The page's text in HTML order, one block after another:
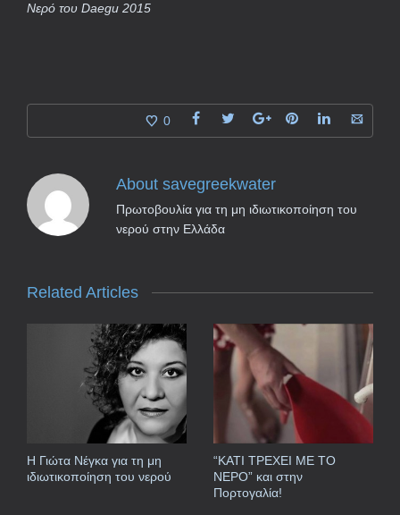
Νερό του Daegu 2015
0
About savegreekwater
Πρωτοβουλία για τη μη ιδιωτικοποίηση του
νερού στην Ελλάδα
Related Articles
Η Γιώτα Νέγκα για τη μη
ιδιωτικοποίηση του νερού
“ΚΑΤΙ ΤΡΕΧΕΙ ΜΕ ΤΟ
ΝΕΡΟ” και στην
Πορτογαλία!